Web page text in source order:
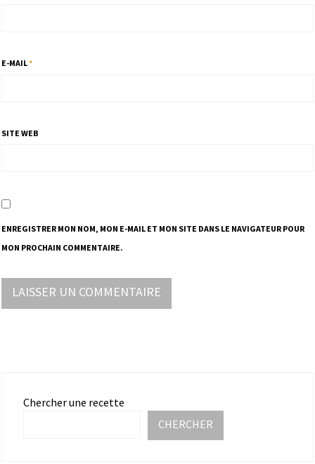
E-MAIL*
SITE WEB
ENREGISTRER MON NOM, MON E-MAIL ET MON SITE DANS LE NAVIGATEUR POUR
MON PROCHAIN COMMENTAIRE.
Chercher une recette
CHERCHER